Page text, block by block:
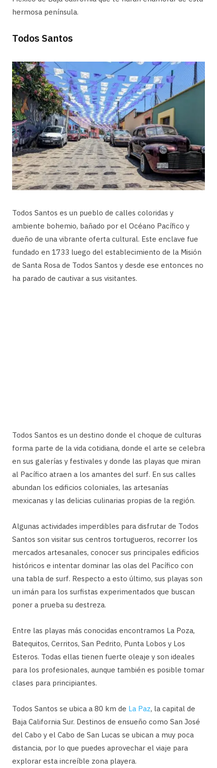
hermosa península.
Todos Santos
Todos Santos es un pueblo de calles coloridas y
ambiente bohemio, bañado por el Océano Pacífico y
dueño de una vibrante oferta cultural. Este enclave fue
fundado en 1733 luego del establecimiento de la Misión
de Santa Rosa de Todos Santos y desde ese entonces no
ha parado de cautivar a sus visitantes.
Todos Santos es un destino donde el choque de culturas
forma parte de la vida cotidiana, donde el arte se celebra
en sus galerías y festivales y donde las playas que miran
al Pacífico atraen a los amantes del surf. En sus calles
abundan los edificios coloniales, las artesanías
mexicanas y las delicias culinarias propias de la región.
Algunas actividades imperdibles para disfrutar de Todos
Santos son visitar sus centros tortugueros, recorrer los
mercados artesanales, conocer sus principales edificios
históricos e intentar dominar las olas del Pacífico con
una tabla de surf. Respecto a esto último, sus playas son
un imán para los surfistas experimentados que buscan
poner a prueba su destreza.
Entre las playas más conocidas encontramos La Poza,
Batequitos, Cerritos, San Pedrito, Punta Lobos y Los
Esteros. Todas ellas tienen fuerte oleaje y son ideales
para los profesionales, aunque también es posible tomar
clases para principiantes.
Todos Santos se ubica a 80 km de La Paz, la capital de
Baja California Sur. Destinos de ensueño como San José
del Cabo y el Cabo de San Lucas se ubican a muy poca
distancia, por lo que puedes aprovechar el viaje para
explorar esta increíble zona playera.